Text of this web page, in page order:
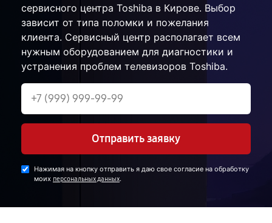
сервисного центра Toshiba в Кирове. Выбор
зависит от типа поломки и пожелания
клиента. Сервисный центр располагает всем
нужным оборудованием для диагностики и
устранения проблем телевизоров Toshiba.
Отправить заявку
Нажимая на кнопку отправить я даю свое согласие на обработку
моих персональных данных.